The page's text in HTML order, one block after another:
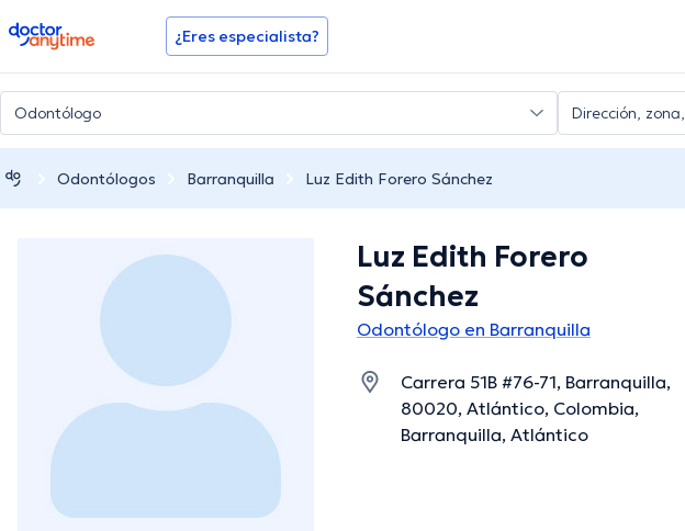
doctoranytime ¿Eres especialista?
Odontólogos Barranquilla Luz Edith Forero Sánchez
Luz Edith Forero
Sánchez
Odontólogo en Barranquilla
Carrera 51B #76-71, Barranquilla,
80020, Atlántico, Colombia,
Barranquilla, Atlántico